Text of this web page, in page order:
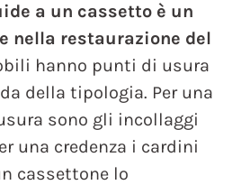
a un cassetto è un
nella restaurazione del
hanno punti di usura
della tipologia. Per una
sono gli incollaggi
una credenza i cardini
cassettone lo